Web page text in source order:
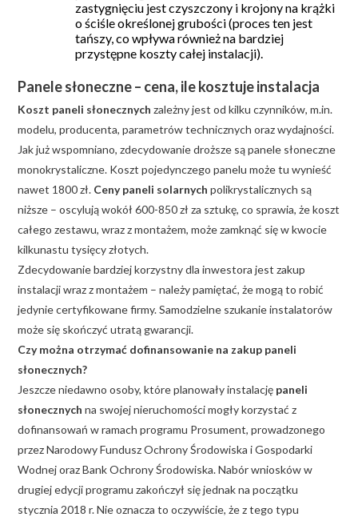
zastygnięciu jest czyszczony i krojony na krążki
o ściśle określonej grubości (proces ten jest
tańszy, co wpływa również na bardziej
przystępne koszty całej instalacji).
Panele słoneczne – cena, ile kosztuje instalacja
Koszt paneli słonecznych zależny jest od kilku czynników, m.in.
modelu, producenta, parametrów technicznych oraz wydajności.
Jak już wspomniano, zdecydowanie droższe są panele słoneczne
monokrystaliczne. Koszt pojedynczego panelu może tu wynieść
nawet 1800 zł. Ceny paneli solarnych polikrystalicznych są
niższe – oscylują wokół 600-850 zł za sztukę, co sprawia, że koszt
całego zestawu, wraz z montażem, może zamknąć się w kwocie
kilkunastu tysięcy złotych.
Zdecydowanie bardziej korzystny dla inwestora jest zakup
instalacji wraz z montażem – należy pamiętać, że mogą to robić
jedynie certyfikowane firmy. Samodzielne szukanie instalatorów
może się skończyć utratą gwarancji.
Czy można otrzymać dofinansowanie na zakup paneli
słonecznych?
Jeszcze niedawno osoby, które planowały instalację paneli
słonecznych na swojej nieruchomości mogły korzystać z
dofinansowań w ramach programu Prosument, prowadzonego
przez Narodowy Fundusz Ochrony Środowiska i Gospodarki
Wodnej oraz Bank Ochrony Środowiska. Nabór wniosków w
drugiej edycji programu zakończył się jednak na początku
stycznia 2018 r. Nie oznacza to oczywiście, że z tego typu